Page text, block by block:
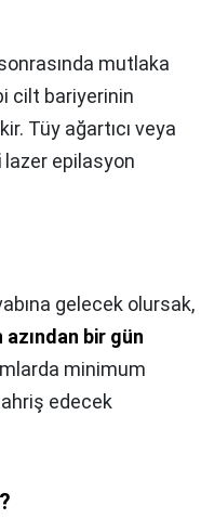
mutlaka
cilt bariyerinin
Tüy ağartıcı veya
lazer epilasyon
gelecek olursak,
azından bir gün
minimum
edecek